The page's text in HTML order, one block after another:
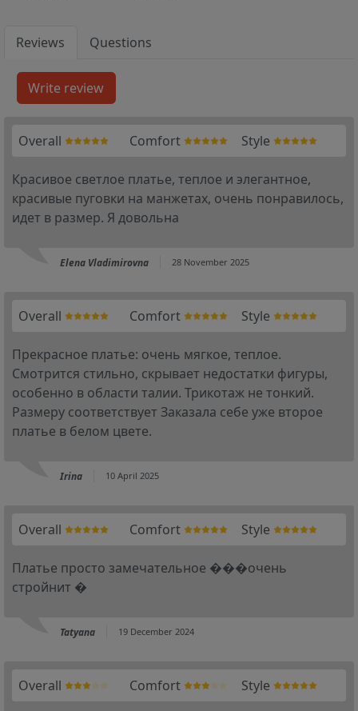
Reviews Questions
Overall Comfort Style
Красивое светлое платье, теплое и элегантное,
красивые пуговки на манжетах, очень понравилось,
идет в размер. Я довольна
Elena Vladimirovna 28 November 2025
Overall Comfort Style
Прекрасное платье: очень мягкое, теплое.
Смотрится стильно, скрывает недостатки фигуры,
особенно в области талии. Трикотаж не тонкий.
Размеру соответствует Заказала себе уже второе
платье в белом цвете.
Irina 10 April 2025
Overall Comfort Style
Платье просто замечательное ���очень
стройнит �
Tatyana 19 December 2024
Overall Comfort Style